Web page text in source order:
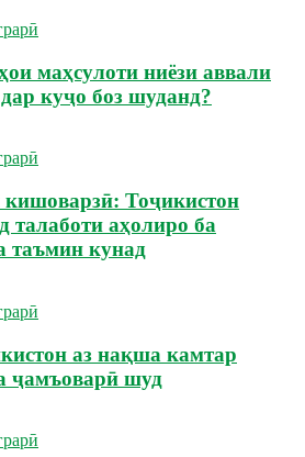
маҳсулоти ниёзи аввали
куҷо боз шуданд?
кишоварзӣ: Тоҷикистон
талаботи аҳолиро ба
таъмин кунад
аз нақша камтар
ҷамъоварӣ шуд